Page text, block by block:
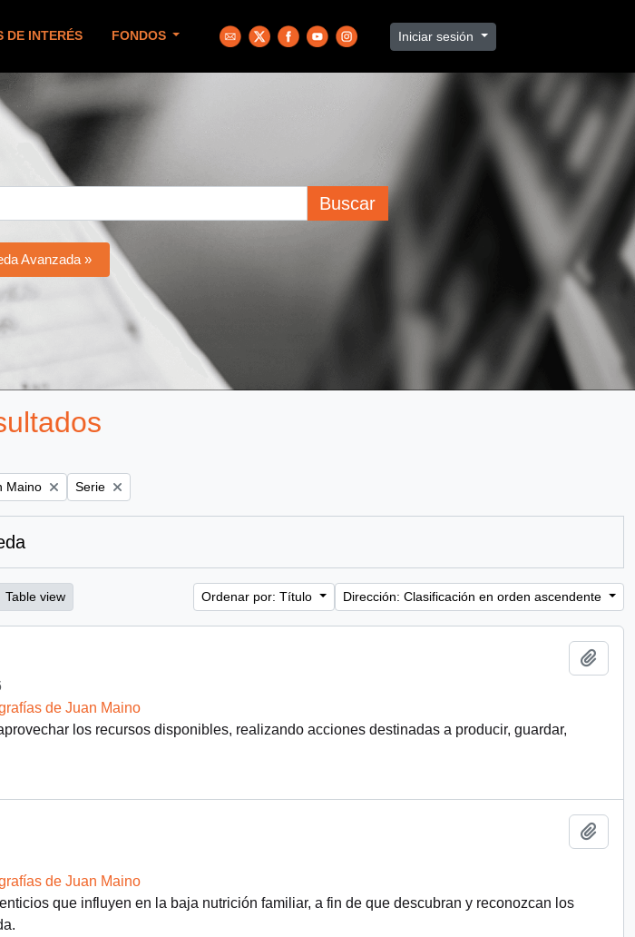
DE INTERÉS FONDOS Iniciar sesión
Buscar
Avanzada »
Maino Remove filter:
Serie
Table view Ordenar por: Título Dirección: Clasificación en orden ascendente
de Juan Maino
los recursos disponibles, realizando acciones destinadas a producir, guardar,
de Juan Maino
que influyen en la baja nutrición familiar, a fin de que descubran y reconozcan los